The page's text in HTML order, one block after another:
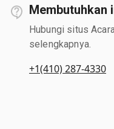
Membutuhkan
Hubungi situs
selengkapnya.
+1(410) 287-4330